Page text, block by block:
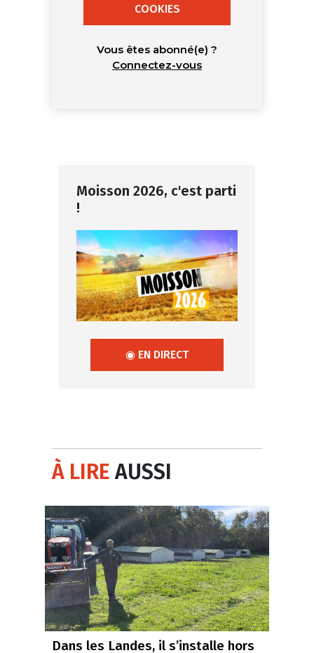
COOKIES
Vous êtes abonné(e) ?
Connectez-vous
Moisson 2026, c'est parti
!
◉ EN DIRECT
À LIREAUSSI
Dans les Landes, il s’installe hors